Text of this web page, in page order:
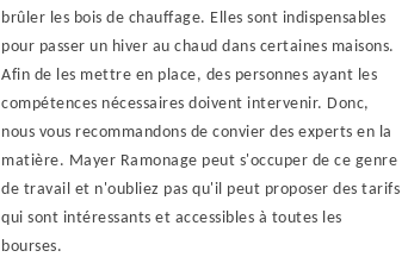
brûler les bois de chauffage. Elles sont indispensables
pour passer un hiver au chaud dans certaines maisons.
Afin de les mettre en place, des personnes ayant les
compétences nécessaires doivent intervenir. Donc,
nous vous recommandons de convier des experts en la
matière. Mayer Ramonage peut s'occuper de ce genre
de travail et n'oubliez pas qu'il peut proposer des tarifs
qui sont intéressants et accessibles à toutes les
bourses.